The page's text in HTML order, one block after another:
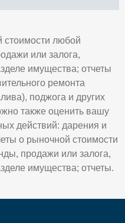
любой
или залога,
имущества; отчеты
ремонта
поджога и других
также оценить вашу
действий: дарения и
о рыночной стоимости
продажи или залога,
имущества; отчеты.